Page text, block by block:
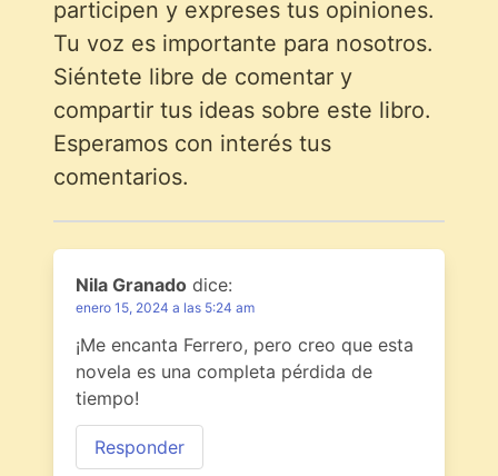
participen y expreses tus opiniones.
Tu voz es importante para nosotros.
Siéntete libre de comentar y
compartir tus ideas sobre este libro.
Esperamos con interés tus
comentarios.
Nila Granado dice:
enero 15, 2024 a las 5:24 am
¡Me encanta Ferrero, pero creo que esta
novela es una completa pérdida de
tiempo!
Responder